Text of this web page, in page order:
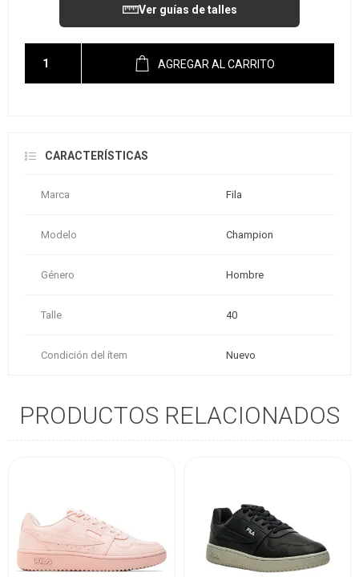
Ver guías de talles
AGREGAR AL CARRITO
CARACTERÍSTICAS
Marca Fila
Modelo Champion
Género Hombre
Talle 40
Condición del ítem Nuevo
PRODUCTOS RELACIONADOS